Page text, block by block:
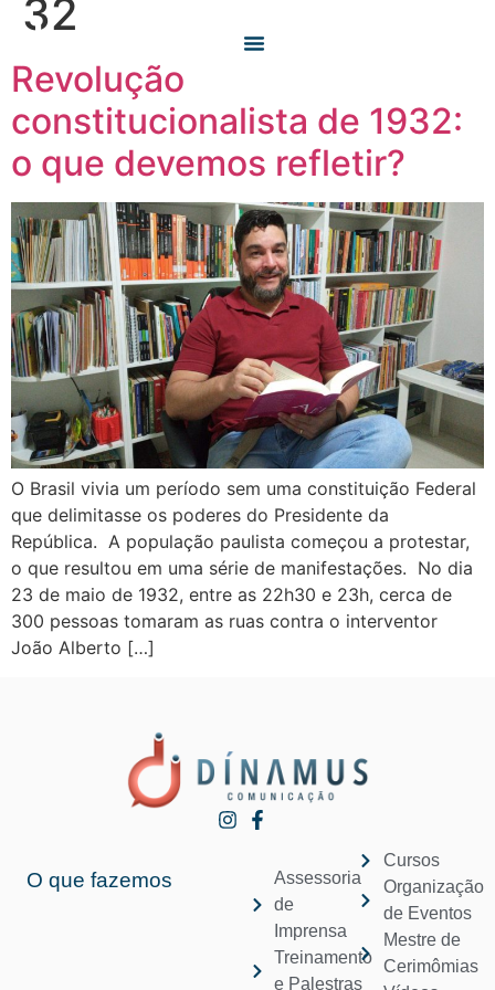
32
Revolução
constitucionalista de 1932:
o que devemos refletir?
O Brasil vivia um período sem uma constituição Federal
que delimitasse os poderes do Presidente da
República. A população paulista começou a protestar,
o que resultou em uma série de manifestações. No dia
23 de maio de 1932, entre as 22h30 e 23h, cerca de
300 pessoas tomaram as ruas contra o interventor
João Alberto […]
O que fazemos
Assessoria
de
Imprensa
Treinamento
e Palestras
Cursos
Organização
de Eventos
Mestre de
Cerimômias